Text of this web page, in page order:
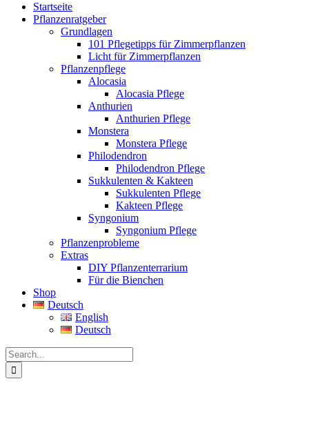
Startseite
Pflanzenratgeber
Grundlagen
101 Pflegetipps für Zimmerpflanzen
Licht für Zimmerpflanzen
Pflanzenpflege
Alocasia
Alocasia Pflege
Anthurien
Anthurien Pflege
Monstera
Monstera Pflege
Philodendron
Philodendron Pflege
Sukkulenten & Kakteen
Sukkulenten Pflege
Kakteen Pflege
Syngonium
Syngonium Pflege
Pflanzenprobleme
Extras
DIY Pflanzenterrarium
Für die Bienchen
Shop
Deutsch
English
Deutsch
Search
for: